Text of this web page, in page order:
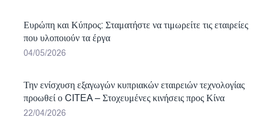
Ευρώπη και Κύπρος: Σταματήστε να τιμωρείτε τις εταιρείες
που υλοποιούν τα έργα
04/05/2026
Την ενίσχυση εξαγωγών κυπριακών εταιρειών τεχνολογίας
προωθεί ο CITEA – Στοχευμένες κινήσεις προς Κίνα
22/04/2026